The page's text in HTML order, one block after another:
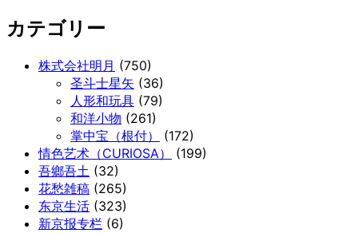
カテゴリー
株式会社明月 (750)
圣斗士星矢 (36)
人形和玩具 (79)
和洋小物 (261)
掌中宝（根付）
(172)
情色艺术（CURIOSA）
(199)
吾鄉吾土 (32)
花愁雑稿 (265)
东京生活 (323)
新京报专栏 (6)